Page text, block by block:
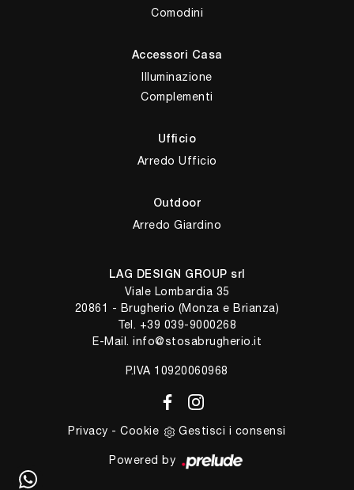
Comodini
Accessori Casa
Illuminazione
Complementi
Ufficio
Arredo Ufficio
Outdoor
Arredo Giardino
LAG DESIGN GROUP srl
Viale Lombardia 35
20861 - Brugherio (Monza e Brianza)
Tel. +39 039-9000268
E-Mail. info@stosabrugherio.it
P.IVA 10920060968
Privacy -Cookie Gestisci i consensi
Powered by